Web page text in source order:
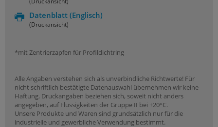
Datenblatt (Englisch)
(Druckansicht)
*mit Zentrierzapfen für Profildichtring
Alle Angaben verstehen sich als unverbindliche Richtwerte! Für
nicht schriftlich bestätigte Datenauswahl übernehmen wir keine
Haftung. Druckangaben beziehen sich, soweit nicht anders
angegeben, auf Flüssigkeiten der Gruppe II bei +20°C.
Unsere Produkte und Waren sind grundsätzlich nur für die
industrielle und gewerbliche Verwendung bestimmt.